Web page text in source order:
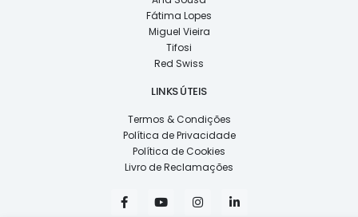
Fátima Lopes
Miguel Vieira
Tifosi
Red Swiss
LINKS ÚTEIS
Termos & Condições
Política de Privacidade
Política de Cookies
Livro de Reclamações
F
a
Y
o
I
n i